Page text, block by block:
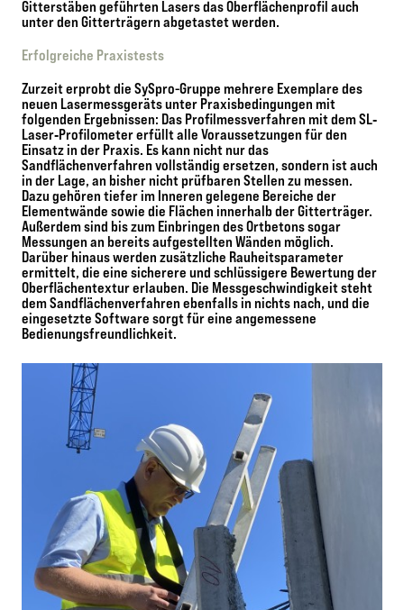
Gitterstäben geführten Lasers das Oberflächenprofil auch
unter den Gitterträgern abgetastet werden.
Erfolgreiche Praxistests
Zurzeit erprobt die SySpro-Gruppe mehrere Exemplare des
neuen Lasermessgeräts unter Praxisbedingungen mit
folgenden Ergebnissen: Das Profilmessverfahren mit dem SL‐
Laser‐Profilometer erfüllt alle Voraussetzungen für den
Einsatz in der Praxis. Es kann nicht nur das
Sandflächenverfahren vollständig ersetzen, sondern ist auch
in der Lage, an bisher nicht prüfbaren Stellen zu messen.
Dazu gehören tiefer im Inneren gelegene Bereiche der
Elementwände sowie die Flächen innerhalb der Gitterträger.
Außerdem sind bis zum Einbringen des Ortbetons sogar
Messungen an bereits aufgestellten Wänden möglich.
Darüber hinaus werden zusätzliche Rauheitsparameter
ermittelt, die eine sicherere und schlüssigere Bewertung der
Oberflächentextur erlauben. Die Messgeschwindigkeit steht
dem Sandflächenverfahren ebenfalls in nichts nach, und die
eingesetzte Software sorgt für eine angemessene
Bedienungsfreundlichkeit.